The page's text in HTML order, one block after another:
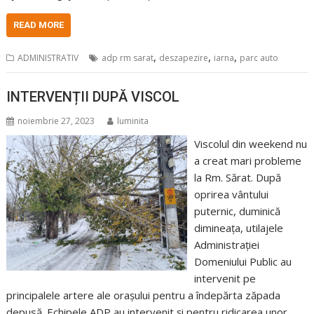
READ MORE
ADMINISTRATIV adp rm sarat, deszapezire, iarna, parc auto
INTERVENȚII DUPĂ VISCOL
noiembrie 27, 2023 luminita
Viscolul din weekend nu
a creat mari probleme
la Rm. Sărat. După
oprirea vântului
puternic, duminică
dimineața, utilajele
Administrației
Domeniului Public au
intervenit pe
principalele artere ale orașului pentru a îndepărta zăpada